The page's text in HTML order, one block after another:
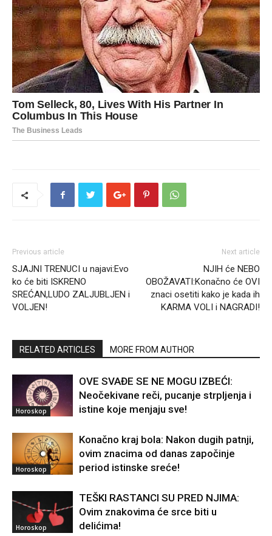
Previous article
SJAJNI TRENUCI u najavi:Evo
ko će biti ISKRENO
SREĆAN,LUDO ZALJUBLJEN i
VOLJEN!
Next article
NJIH će NEBO
OBOŽAVATI:Konačno će OVI
znaci osetiti kako je kada ih
KARMA VOLI i NAGRADI!
RELATED ARTICLES MORE FROM AUTHOR
Horoskop
OVE SVAĐE SE NE MOGU IZBEĆI:
Neočekivane reči, pucanje strpljenja i
istine koje menjaju sve!
Horoskop
Konačno kraj bola: Nakon dugih patnji,
ovim znacima od danas započinje
period istinske sreće!
Horoskop
TEŠKI RASTANCI SU PRED NJIMA:
Ovim znakovima će srce biti u
delićima!